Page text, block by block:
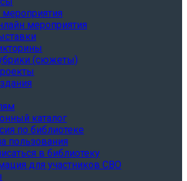
мероприятия
(сюжеты)
каталог
по библиотеке
пользования
в библиотеку
для участников СВО